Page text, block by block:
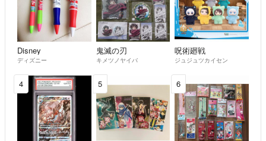
Disney
ディズニー
鬼滅の刃
キメツノヤイバ
呪術廻戦
ジュジュツカイセン
4 5 6